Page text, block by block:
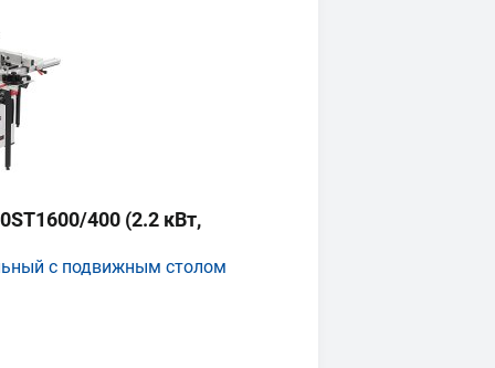
400 (2.2 кВт,
с подвижным столом